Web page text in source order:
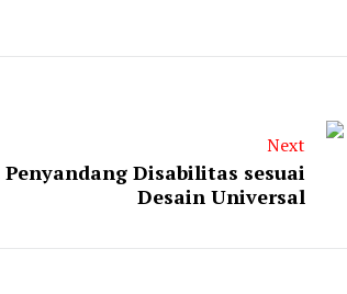
Next
Disabilitas sesuai
Desain Universal